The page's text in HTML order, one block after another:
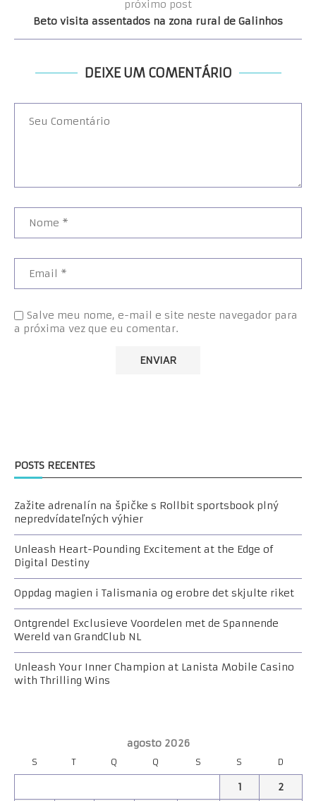
próximo post
Beto visita assentados na zona rural de Galinhos
DEIXE UM COMENTÁRIO
Salve meu nome, e-mail e site neste navegador para
a próxima vez que eu comentar.
POSTS RECENTES
Zažite adrenalín na špičke s Rollbit sportsbook plný
nepredvídateľných výhier
Unleash Heart-Pounding Excitement at the Edge of
Digital Destiny
Oppdag magien i Talismania og erobre det skjulte riket
Ontgrendel Exclusieve Voordelen met de Spannende
Wereld van GrandClub NL
Unleash Your Inner Champion at Lanista Mobile Casino
with Thrilling Wins
agosto 2026
S T Q Q S S D
1
2